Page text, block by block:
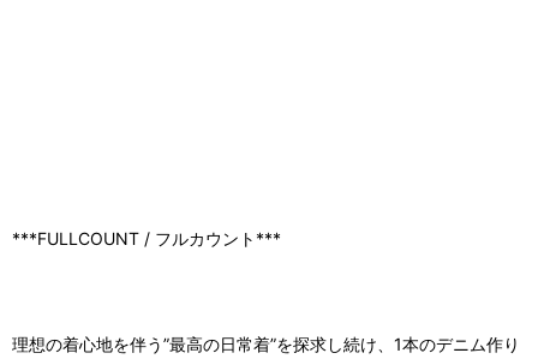
***FULLCOUNT / フルカウント***
理想の着心地を伴う”最高の日常着”を探求し続け、1本のデニム作り